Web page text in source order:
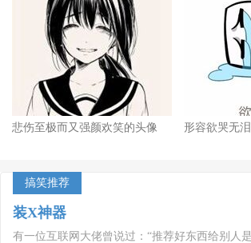
悲伤至极而又强颜欢笑的头像 形容欲哭无
搞笑推荐
装X神器
有一位互联网大佬曾说过：“推荐好东西给别人